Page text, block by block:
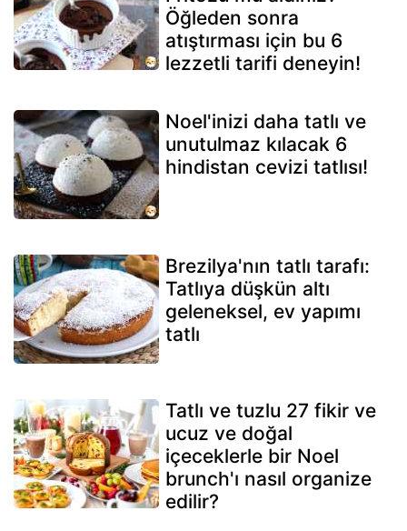
Öğleden sonra
atıştırması için bu 6
lezzetli tarifi deneyin!
Noel'inizi daha tatlı ve
unutulmaz kılacak 6
hindistan cevizi tatlısı!
Brezilya'nın tatlı tarafı:
Tatlıya düşkün altı
geleneksel, ev yapımı
tatlı
Tatlı ve tuzlu 27 fikir ve
ucuz ve doğal
içeceklerle bir Noel
brunch'ı nasıl organize
edilir?